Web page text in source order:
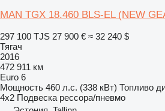
MAN TGX 18.460 BLS-EL (NEW
297 100 TJS 27 900 € ≈ 32 240 $
Тягач
2016
472 911 км
Euro 6
Мощность 460 л.с. (338 кВт) Топливо
4x2 Подвеска рессора/пневмо